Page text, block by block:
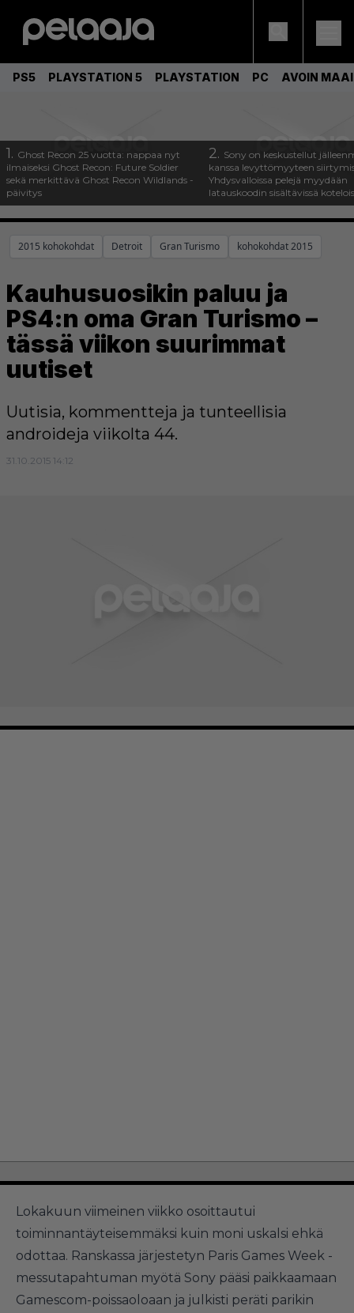
PS5 PLAYSTATION 5 PLAYSTATION PC AVOIN
1. Ghost Recon 25 vuotta: nappaa nyt
ilmaiseksi Ghost Recon: Future Soldier
sekä merkittävä Ghost Recon Wildlands -
päivitys
2. Sony on keskustellut
kanssa levyttömyyteen
Yhdysvalloissa pelejä myydään
latauskoodin sisältävissä
2015 kohokohdat Detroit Gran Turismo kohokohdat 2015
Kauhusuosikin paluu ja
PS4:n oma Gran Turismo –
tässä viikon suurimmat
uutiset
Uutisia, kommentteja ja tunteellisia
androideja viikolta 44.
31.10.2015 14:12
Lokakuun viimeinen viikko osoittautui
toiminnantäyteisemmäksi kuin moni uskalsi ehkä
odottaa. Ranskassa järjestetyn Paris Games Week -
messutapahtuman myötä Sony pääsi paikkaamaan
Gamescom-poissaoloaan ja julkisti peräti parikin